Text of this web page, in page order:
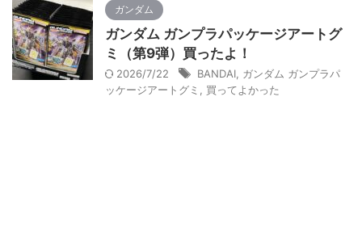
ガンダム
ガンダム ガンプラパッケージアートグ
ミ（第9弾）買ったよ！
2026/7/22 BANDAI ガンダム ガンプラパ
ッケージアートグミ
買ってよかった